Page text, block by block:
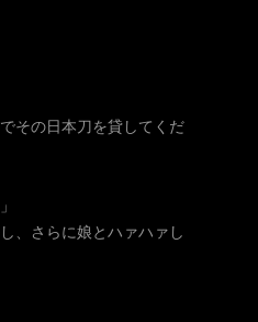
その日本刀を貸してくだ
、さらに娘とハァハァし